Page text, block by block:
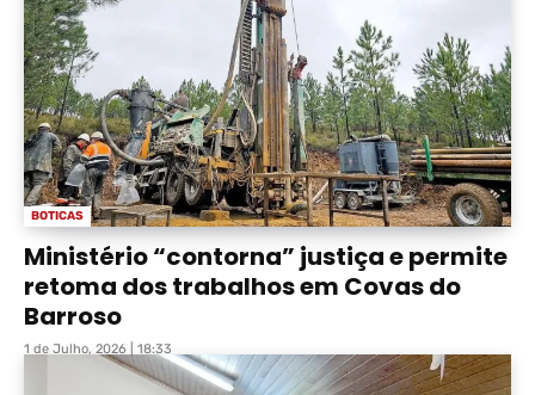
BOTICAS
Ministério “contorna” justiça e permite
retoma dos trabalhos em Covas do
Barroso
1 de Julho, 2026 | 18:33